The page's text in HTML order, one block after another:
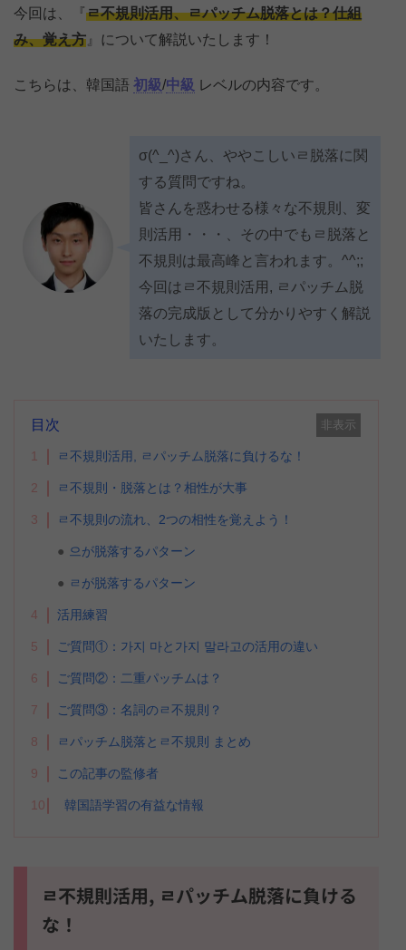
今回は、『ㄹ不規則活用、ㄹパッチム脱落とは？仕組
み、覚え方 』について解説いたします！
こちらは、韓国語 初級/中級 レベルの内容です。
σ(^_^)さん、ややこしいㄹ脱落に関
する質問ですね。
皆さんを惑わせる様々な不規則、変
則活用・・・、その中でもㄹ脱落と
不規則は最高峰と言われます。^^;;
今回はㄹ不規則活用, ㄹパッチム脱
落の完成版として分かりやすく解説
いたします。
目次 非表示
1 ㄹ不規則活用, ㄹパッチム脱落に負けるな！
2 ㄹ不規則・脱落とは？相性が大事
3 ㄹ不規則の流れ、2つの相性を覚えよう！
으が脱落するパターン
ㄹが脱落するパターン
4 活用練習
5 ご質問①：가지 마と가지 말라고の活用の違い
6 ご質問②：二重パッチムは？
7 ご質問③：名詞のㄹ不規則？
8 ㄹパッチム脱落とㄹ不規則 まとめ
9 この記事の監修者
10 韓国語学習の有益な情報
ㄹ不規則活用, ㄹパッチム脱落に負ける
な！